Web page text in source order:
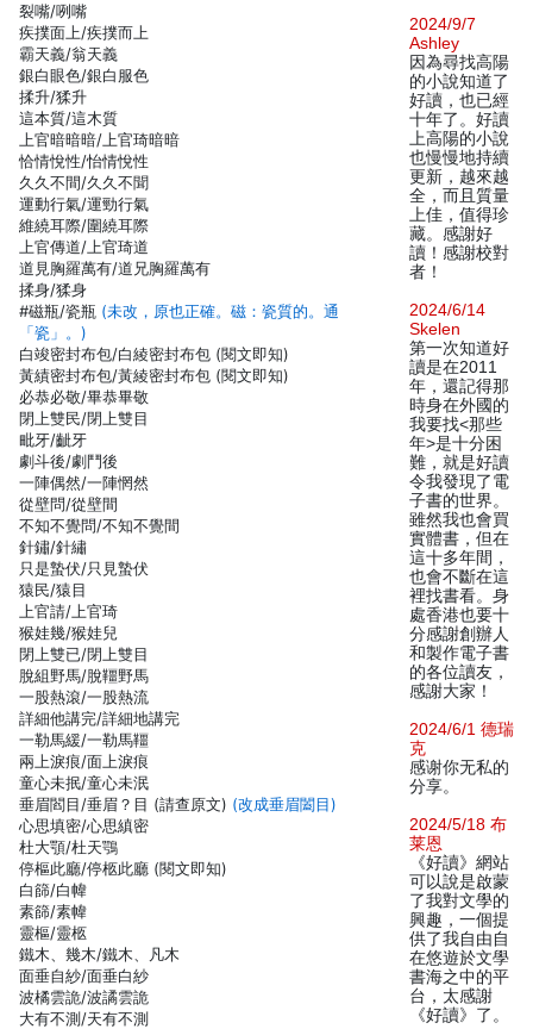
裂嘴/咧嘴
疾撲面上/疾撲而上
霸天義/翁天義
銀白眼色/銀白服色
揉升/猱升
這本質/這木質
上官暗暗暗/上官琦暗暗
恰情悅性/怡情悅性
久久不間/久久不聞
運動行氣/運勁行氣
維繞耳際/圍繞耳際
上官傳道/上官琦道
道見胸羅萬有/道兄胸羅萬有
揉身/猱身
#磁瓶/瓷瓶 (未改，原也正確。磁：瓷質的。通
「瓷」。)
白竣密封布包/白綾密封布包 (閱文即知)
黃績密封布包/黃綾密封布包 (閱文即知)
必恭必敬/畢恭畢敬
閉上雙民/閉上雙目
毗牙/齜牙
劇斗後/劇鬥後
一陣偶然/一陣惘然
從壁問/從壁間
不知不覺問/不知不覺間
針鏽/針繡
只是蟄伏/只見蟄伏
猿民/猿目
上官請/上官琦
猴娃幾/猴娃兒
閉上雙已/閉上雙目
脫組野馬/脫韁野馬
一股熱滾/一股熱流
詳細他講完/詳細地講完
一勒馬緩/一勒馬韁
兩上淚痕/面上淚痕
童心未抿/童心未泯
垂眉閻目/垂眉？目 (請查原文) (改成垂眉闔目)
心思填密/心思縝密
杜大顎/杜天鶚
停樞此廳/停柩此廳 (閱文即知)
白篩/白幃
素篩/素幃
靈樞/靈柩
鐵木、幾木/鐵木、凡木
面垂自紗/面垂白紗
波橘雲詭/波譎雲詭
大有不測/天有不測
2024/9/7
Ashley
因為尋找高陽
的小說知道了
好讀，也已經
十年了。好讀
上高陽的小說
也慢慢地持續
更新，越來越
全，而且質量
上佳，值得珍
藏。感謝好
讀！感謝校對
者！
2024/6/14
Skelen
第一次知道好
讀是在2011
年，還記得那
時身在外國的
我要找<那些
年>是十分困
難，就是好讀
令我發現了電
子書的世界。
雖然我也會買
實體書，但在
這十多年間，
也會不斷在這
裡找書看。身
處香港也要十
分感謝創辦人
和製作電子書
的各位讀友，
感謝大家！
2024/6/1 德瑞
克
感谢你无私的
分享。
2024/5/18 布
莱恩
《好讀》網站
可以說是啟蒙
了我對文學的
興趣，一個提
供了我自由自
在悠遊於文學
書海之中的平
台，太感謝
《好讀》了。